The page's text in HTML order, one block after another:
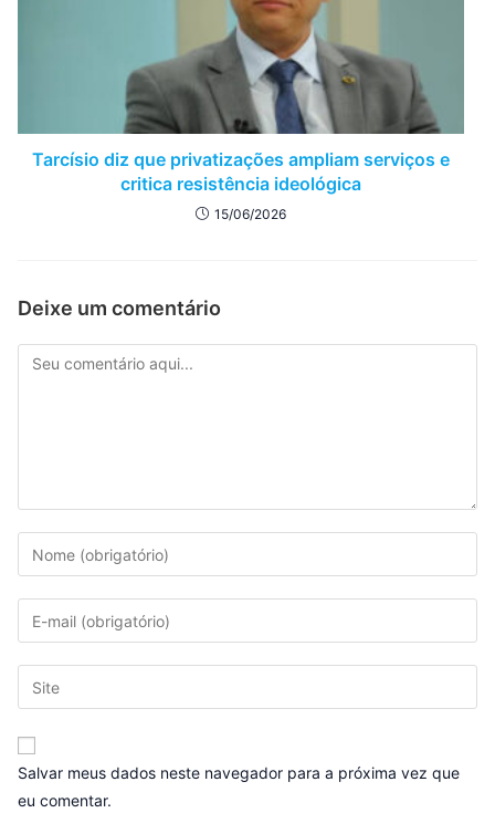
Tarcísio diz que privatizações ampliam serviços e
critica resistência ideológica
15/06/2026
Deixe um comentário
Salvar meus dados neste navegador para a próxima vez que
eu comentar.